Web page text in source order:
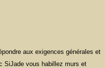
aux exigences générales et
SiJade vous habillez murs et